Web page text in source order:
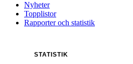
Nyheter
Topplistor
Rapporter och statistik
STATISTIK